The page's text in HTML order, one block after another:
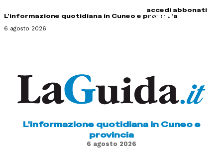
accedi abbonati
L'informazione quotidiana in Cuneo e provincia
6 agosto 2026
L'informazione quotidiana in Cuneo e
provincia
6 agosto 2026